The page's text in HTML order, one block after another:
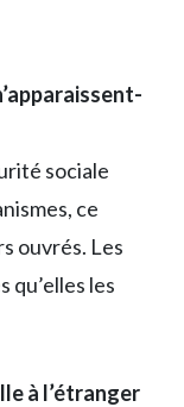
sociale
ce
ouvrés. Les
qu’elles les
à l’étranger